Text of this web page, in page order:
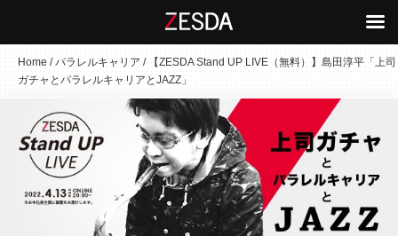
コ
ン
Home /パラレルキャリア / 【ZESDA Stand UP LIVE（無料）】島田淳平「上司
ガチャとパラレルキャリアとJAZZ」